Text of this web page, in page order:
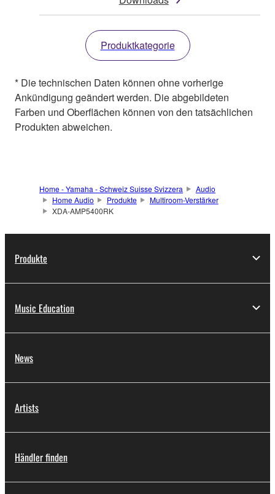
Produktkategorie
* Die technischen Daten können ohne vorherige
Ankündigung geändert werden. Die abgebildeten
Farben und Oberflächen können von den tatsächlichen
Produkten abweichen.
Home - Yamaha - Schweiz Suisse Svizzera
Audio
Home Audio
Produkte
Multiroom-Verstärker
XDA-AMP5400RK
Produkte
Music Education
News
Artists
Händler finden